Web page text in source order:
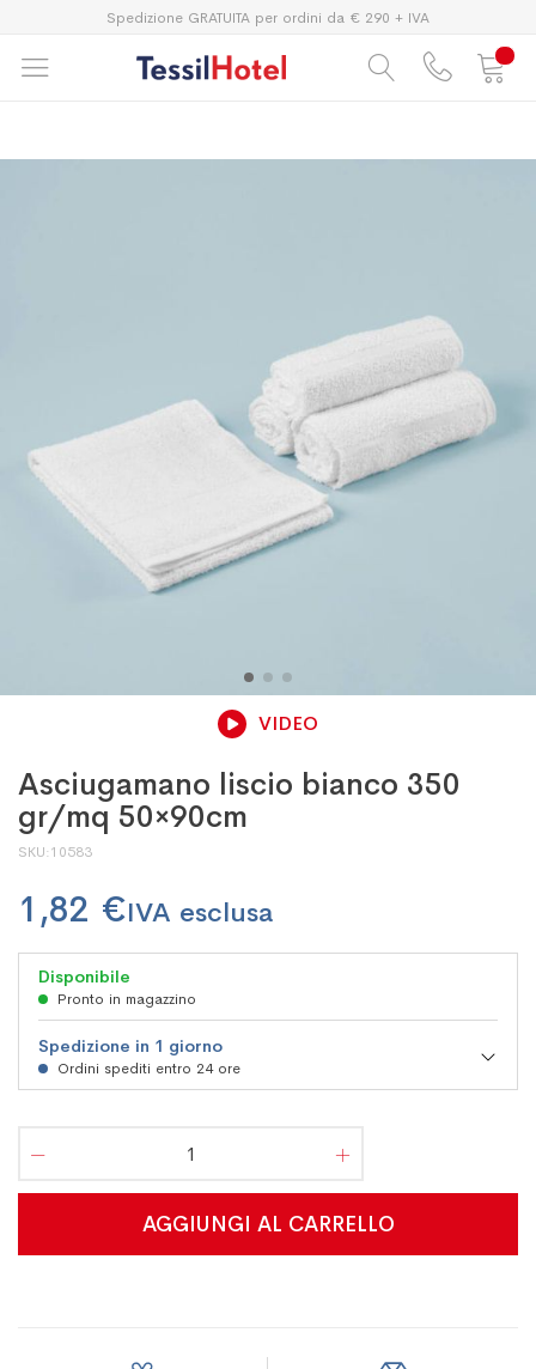
Spedizione GRATUITA per ordini da € 290 + IVA
VIDEO
Asciugamano liscio bianco 350
gr/mq 50×90cm
SKU 10583
Disponibile
Pronto in magazzino
Spedizione in 1 giorno
Ordini spediti entro 24 ore
1,82 €
AGGIUNGI AL CARRELLO